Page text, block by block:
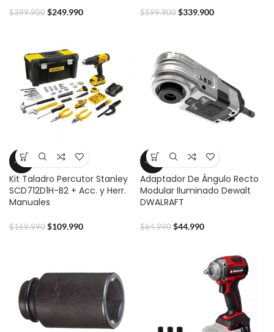
$399.900 $249.990 $599.900 $339.900
-35%
Kit Taladro Percutor Stanley
SCD712D1H-B2 + Acc. y Herr.
Manuales
$169.990 $109.990
-31%
Adaptador De Ángulo Recto
Modular Iluminado Dewalt
DWALRAFT
$64.990 $44.990